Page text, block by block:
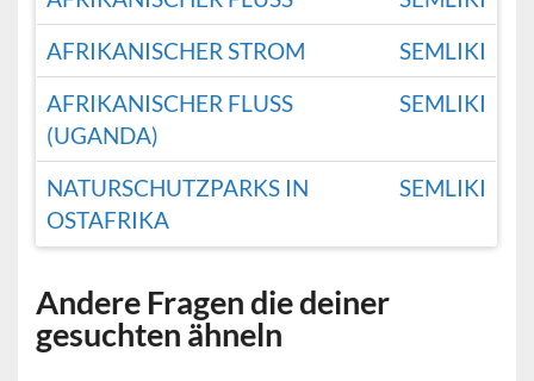
AFRIKANISCHER STROM
SEMLIKI
AFRIKANISCHER FLUSS
(UGANDA)
SEMLIKI
NATURSCHUTZPARKS IN
OSTAFRIKA
SEMLIKI
Andere Fragen die deiner
gesuchten ähneln